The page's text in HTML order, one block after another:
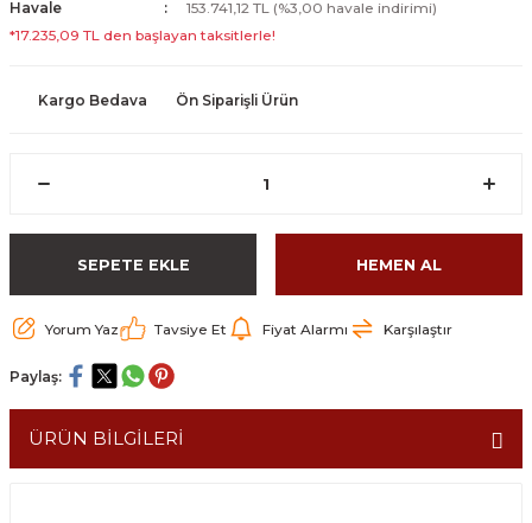
Havale
153.741,12 TL (%3,00 havale indirimi)
*17.235,09 TL den başlayan taksitlerle!
Kargo Bedava Ön Siparişli Ürün
SEPETE EKLE HEMEN AL
Yorum Yaz Tavsiye Et Fiyat Alarmı Karşılaştır
Paylaş:
ÜRÜN BİLGİLERİ